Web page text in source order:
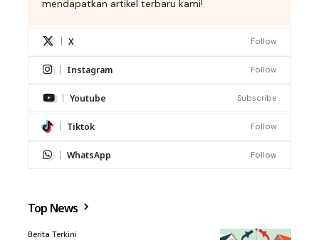
mendapatkan artikel terbaru kami!
X Follow
Instagram Follow
Youtube Subscribe
Tiktok Follow
WhatsApp Follow
Top News
Berita Terkini